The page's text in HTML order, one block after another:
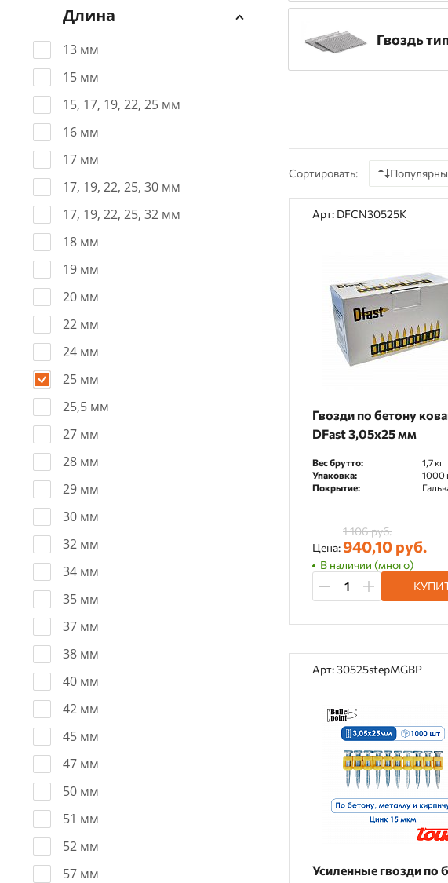
Длина
13 мм
15 мм
15, 17, 19, 22, 25 мм
16 мм
17 мм
17, 19, 22, 25, 30 мм
17, 19, 22, 25, 32 мм
18 мм
19 мм
20 мм
22 мм
24 мм
25 мм
25,5 мм
27 мм
28 мм
29 мм
30 мм
32 мм
34 мм
35 мм
37 мм
38 мм
40 мм
42 мм
45 мм
47 мм
50 мм
51 мм
52 мм
57 мм
Гвоздь
Сортировать:
По цене
По
По
Арт: DFCN30525K
Гвозди по бетону
DFast 3,05х25 мм
Вес брутто:
1,7 кг
Упаковка:
1000
Покрытие:
Цена:
1 106 руб.
940,10 руб.
В наличии (много)
Арт: 30525stepMGBP
Усиленные гвозди по